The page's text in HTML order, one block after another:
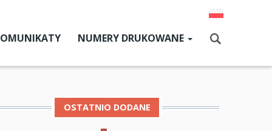
NUMERY DRUKOWANE
Aktualny numer
OSTATNIO DODANE